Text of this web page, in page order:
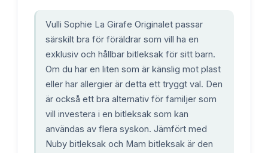
Vulli Sophie La Girafe Originalet passar
särskilt bra för föräldrar som vill ha en
exklusiv och hållbar bitleksak för sitt barn.
Om du har en liten som är känslig mot plast
eller har allergier är detta ett tryggt val. Den
är också ett bra alternativ för familjer som
vill investera i en bitleksak som kan
användas av flera syskon. Jämfört med
Nuby bitleksak och Mam bitleksak är den